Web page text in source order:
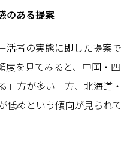
のある提案
活者の実態に即した提案で
度を見てみると、中国・四
」方が多い一方、北海道・
低めという傾向が見られて